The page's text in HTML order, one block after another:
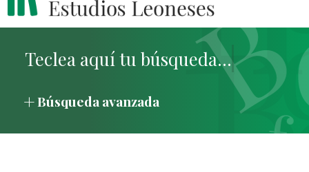
Búsqueda avanzada